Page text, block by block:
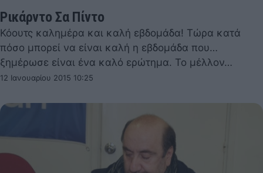
Ρικάρντο Σα Πίντο
Κόουτς καλημέρα και καλή εβδομάδα! Τώρα κατά
πόσο μπορεί να είναι καλή η εβδομάδα που…
ξημέρωσε είναι ένα καλό ερώτημα. Το μέλλον…
12 Ιανουαρίου 2015 10:25